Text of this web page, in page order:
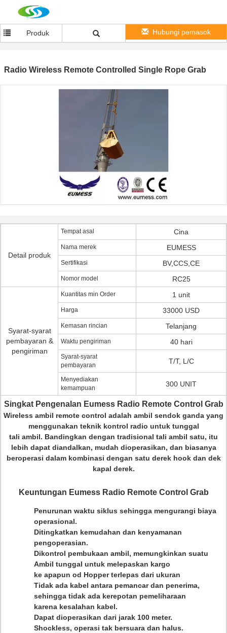
Produk Hubungi pemasok
Radio Wireless Remote Controlled Single Rope Grab
Detail produk
Tempat asal Cina
Nama merek EUMESS
Sertifikasi BV,CCS,CE
Nomor model RC25
Syarat-syarat
pembayaran &
pengiriman
Kuantitas min Order 1 unit
Harga 33000 USD
Kemasan rincian Telanjang
Waktu pengiriman 40 hari
Syarat-syarat
pembayaran
T/T, L/C
Menyediakan
kemampuan
300 UNIT
Singkat Pengenalan Eumess Radio Remote Control Grab
Wireless ambil remote control adalah ambil sendok ganda yang
menggunakan teknik kontrol radio untuk tunggal
tali ambil. Bandingkan dengan tradisional tali ambil satu, itu
lebih dapat diandalkan, mudah dioperasikan, dan biasanya
beroperasi dalam kombinasi dengan satu derek hook dan dek
kapal derek.
Keuntungan Eumess Radio Remote Control Grab
Penurunan waktu siklus sehingga mengurangi biaya
operasional.
Ditingkatkan kemudahan dan kenyamanan
pengoperasian.
Dikontrol pembukaan ambil, memungkinkan suatu
Ambil tunggal untuk melepaskan kargo
ke apapun od Hopper terlepas dari ukuran
Tidak ada kabel antara pemancar dan penerima,
sehingga tidak ada kerepotan pemeliharaan
karena kesalahan kabel.
Dapat dioperasikan dari jarak 100 meter.
Shockless, operasi tak bersuara dan halus.